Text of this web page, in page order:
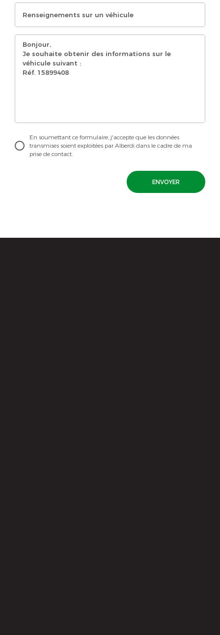
En soumettant ce formulaire, j'accepte que les données
transmises soient exploitées par Alberdi dans le cadre de ma
prise de contact.
ENVOYER